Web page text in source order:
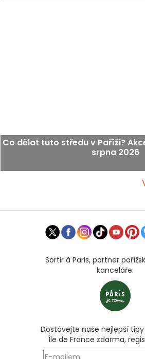
Co dělat tuto středu v Paříži?
srpna 2026
Sortir à Paris, partner
kanceláře:
Dostávejte naše nejlepší
Île de France zdarma,